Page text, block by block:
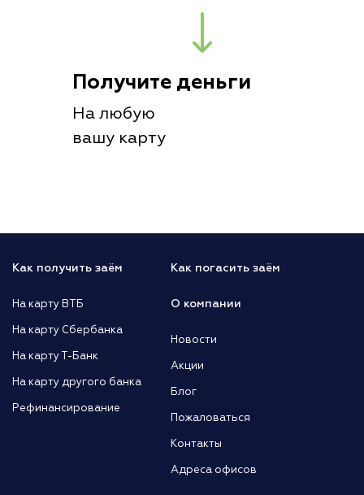
Получите деньги
На любую
вашу карту
Как получить заём
На карту ВТБ
На карту Сбербанка
На карту Т-Банк
На карту другого банка
Рефинансирование
Как погасить заём
О компании
Новости
Акции
Блог
Пожаловаться
Контакты
Адреса офисов